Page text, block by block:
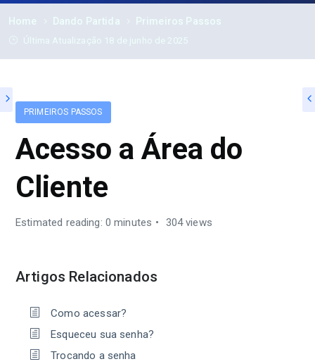
Home Dando Partida Primeiros Passos
Última Atualização 18 de junho de 2025
PRIMEIROS PASSOS
Acesso a Área do
Cliente
Estimated reading: 0 minutes 304 views
Artigos Relacionados
Como acessar?
Esqueceu sua senha?
Trocando a senha